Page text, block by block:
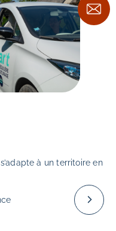
à un territoire en